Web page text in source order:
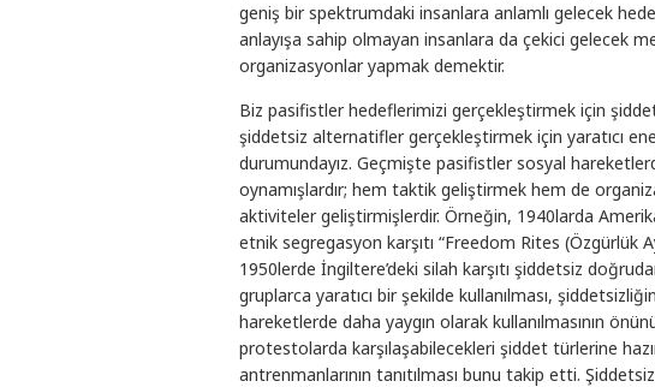
geniş bir spektrumdaki insanlara anlamlı gelecek
anlayışa sahip olmayan insanlara da çekici gelecek
organizasyonlar yapmak demektir.
Biz pasifistler hedeflerimizi gerçekleştirmek için
şiddetsiz alternatifler gerçekleştirmek için yaratıcı
durumundayız. Geçmişte pasifistler sosyal
oynamışlardır; hem taktik geliştirmek hem de
aktiviteler geliştirmişlerdir. Örneğin, 1940larda
etnik segregasyon karşıtı “Freedom Rites (Özgürlük
1950lerde İngiltere’deki silah karşıtı şiddetsiz
gruplarca yaratıcı bir şekilde kullanılması,
hareketlerde daha yaygın olarak kullanılmasının
protestolarda karşılaşabilecekleri şiddet türlerine
antrenmanlarının tanıtılması bunu takip etti.